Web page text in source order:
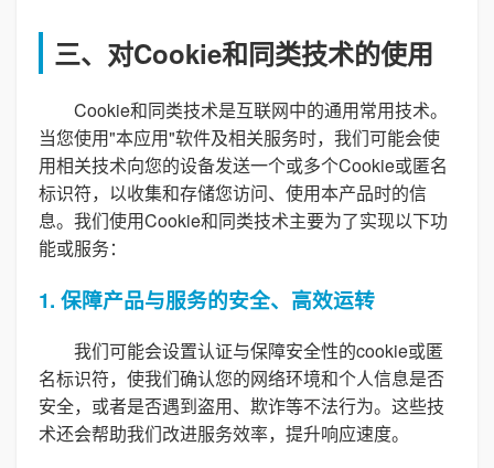
三、对Cookie和同类技术的使用
Cookie和同类技术是互联网中的通用常用技术。
当您使用"本应用"软件及相关服务时，我们可能会使
用相关技术向您的设备发送一个或多个Cookie或匿名
标识符，以收集和存储您访问、使用本产品时的信
息。我们使用Cookie和同类技术主要为了实现以下功
能或服务：
1. 保障产品与服务的安全、高效运转
我们可能会设置认证与保障安全性的cookie或匿
名标识符，使我们确认您的网络环境和个人信息是否
安全，或者是否遇到盗用、欺诈等不法行为。这些技
术还会帮助我们改进服务效率，提升响应速度。